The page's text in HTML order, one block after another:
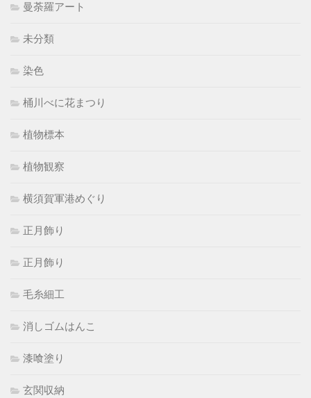
曼荼羅アート
未分類
染色
桶川べに花まつり
植物標本
植物観察
横須賀軍港めぐり
正月飾り
正月飾り
毛糸細工
消しゴムはんこ
漆喰塗り
玄関収納